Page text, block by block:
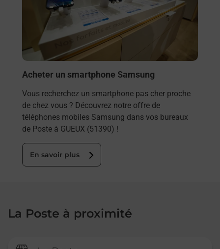
Acheter un smartphone Samsung
Vous recherchez un smartphone pas cher proche
de chez vous ? Découvrez notre offre de
téléphones mobiles Samsung dans vos bureaux
de Poste à GUEUX (51390) !
En savoir plus
La Poste à proximité